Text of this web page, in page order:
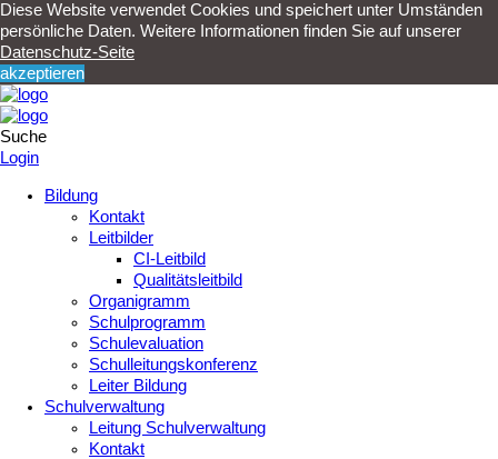
Diese Website verwendet Cookies und speichert unter Umständen
persönliche Daten. Weitere Informationen finden Sie auf unserer
Datenschutz-Seite
akzeptieren
Suche
Login
Bildung
Kontakt
Leitbilder
CI-Leitbild
Qualitätsleitbild
Organigramm
Schulprogramm
Schulevaluation
Schulleitungskonferenz
Leiter Bildung
Schulverwaltung
Leitung Schulverwaltung
Kontakt